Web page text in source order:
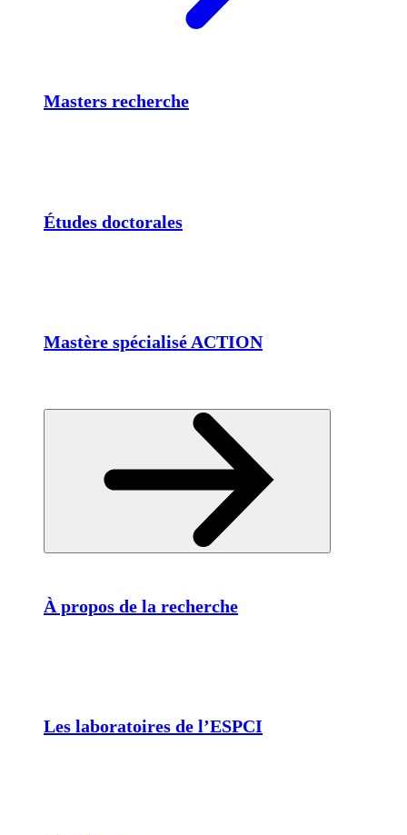
Masters recherche
Études doctorales
Mastère spécialisé ACTION
À propos de la recherche
Les laboratoires de l’ESPCI